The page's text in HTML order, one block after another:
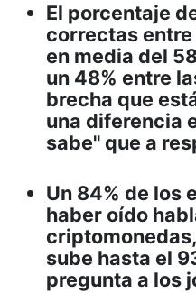
El porcentaje
correctas
en media del
un 48% entre
brecha que
una diferencia
sabe" que a
Un 84% de los
haber oído
sube hasta el
pregunta a los